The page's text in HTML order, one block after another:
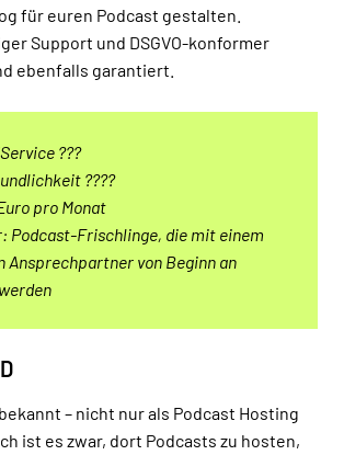
für euren Podcast gestalten.
Support und DSGVO-konformer
ebenfalls garantiert.
???
????
pro Monat
Podcast-Frischlinge, die mit einem
Ansprechpartner von Beginn an
– nicht nur als Podcast Hosting
ist es zwar, dort Podcasts zu hosten,